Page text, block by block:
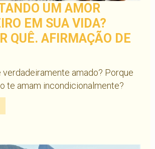
UM AMOR
EM SUA VIDA?
QUÊ. AFIRMAÇÃO DE
amado? Porque
te amam incondicionalmente?